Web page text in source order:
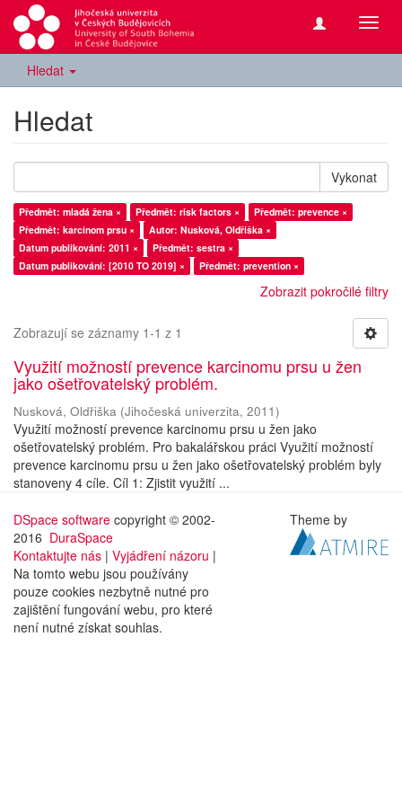
Hledat
Hledat
Vykonat
Předmět: mladá žena × Předmět: risk factors ×
Předmět: prevence ×
Předmět: karcinom prsu ×
Autor: Nusková, Oldřiška ×
Datum publikování: 2011 ×
Předmět: sestra ×
Datum publikování: [2010 TO 2019] ×
Předmět: prevention ×
Zobrazit pokročilé filtry
Zobrazují se záznamy 1-1 z 1
Využití možností prevence karcinomu prsu u žen
jako ošetřovatelský problém.
Nusková, Oldřiška (Jihočeská univerzita, 2011)
Využití možností prevence karcinomu prsu u žen jako
ošetřovatelský problém. Pro bakalářskou práci Využití možností
prevence karcinomu prsu u žen jako ošetřovatelský problém byly
stanoveny 4 cíle. Cíl 1: Zjistit využití ...
DSpace software copyright © 2002-
2016 DuraSpace
Kontaktujte nás | Vyjádření názoru |
Na tomto webu jsou používány
pouze cookies nezbytně nutné pro
zajištění fungování webu, pro které
není nutné získat souhlas.
Theme by